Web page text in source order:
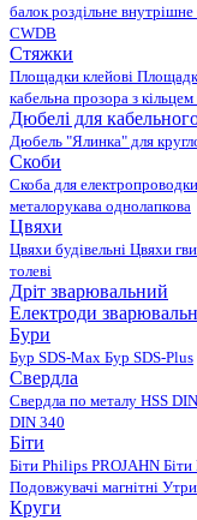
балок роздільне
CWDB
Стяжки
Площадки клейові
кабельна прозора з кільцем
Дюбелі для
Дюбель "Ялинка" для
Скоби
Скоба для електропроводки
металорукава однолапкова
Цвяхи
Цвяхи будівельні Цвяхи
толеві
Дріт зварювальний
Електроди
Бури
Бур SDS-Max Бур SDS-Plus
Свердла
Свердла по металу HSS
DIN 340
Біти
Біти Philips PROJAHN
Подовжувачі магнітні
Круги